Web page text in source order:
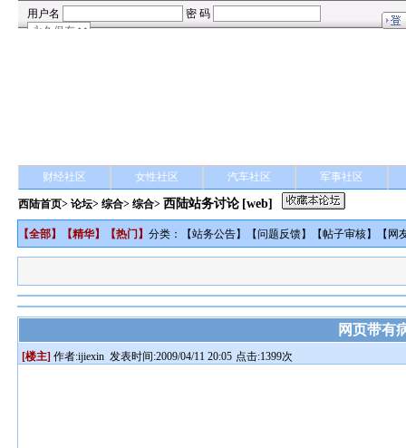
财经社区 女性社区 汽车社区 军事社区
西陆首页>论坛>综合> 综合> 西陆站务讨论 [web]
【全部】【精华】【热门 】分类：【站务公告】【问题反馈】【帖子审核】【 网
网页带有
[楼主] 作者:ijiexin 发表时间:2009/04/11 20:05 点击:1399次